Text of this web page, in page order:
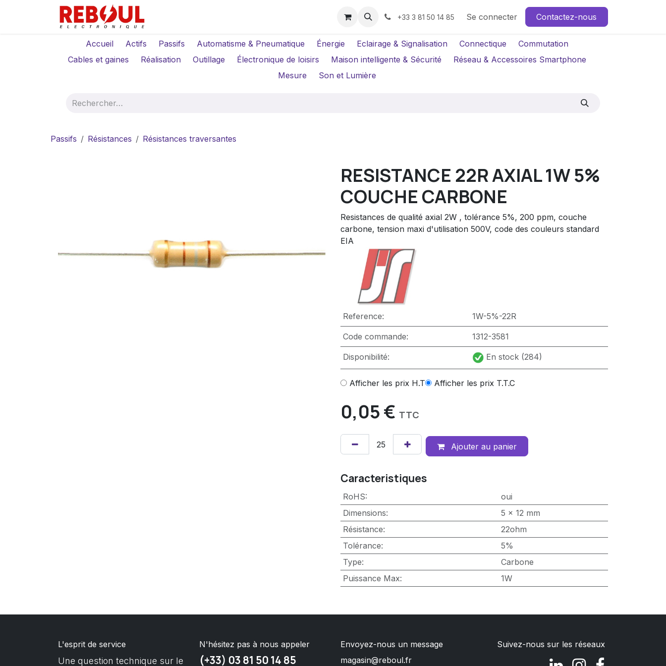
Se rendre au contenu
Location Caméras +33 3 81 50 14 85 Se connecter Contactez-nous
Accueil Actifs Passifs Automatisme & Pneumatique Énergie Eclairage & Signalisation Connectique
Commutation
Cables et gaines
Réalisation Outillage Électronique de loisirs Maison intelligente & Sécurité
Réseau & Accessoires Smartphone
Mesure
Son et Lumière
Passifs Résistances Résistances traversantes
RESISTANCE 22R AXIAL 1W 5%
COUCHE CARBONE
Resistances de qualité axial 2W , tolérance 5%, 200 ppm, couche
carbone, tension maxi d'utilisation 500V, code des couleurs standard
EIA
Reference: 1W-5%-22R
Code commande: 1312-3581
Disponibilité: En stock (284)
Afficher les prix H.T Afficher les prix T.T.C
0,05€ TTC
Ajouter au panier
Caracteristiques
RoHS:
oui
Dimensions:
5 x 12 mm
Résistance:
22ohm
Tolérance:
5%
Type:
Carbone
Puissance Max: 1W
L'esprit de service
Une question technique sur le
N'hésitez pas à nous appeler
(+33) 03 81 50 14 85
Envoyez-nous un message
magasin@reboul.fr
Suivez-nous sur les réseaux